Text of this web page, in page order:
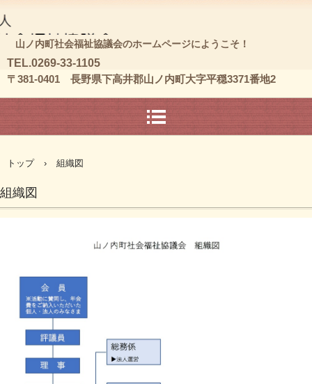
山ノ内町社会福祉協議会のホームページにようこそ！
TEL.0269-33-1105
〒381-0401 長野県下高井郡山ノ内町大字平穏3371番地2
トップ › 組織図
組織図